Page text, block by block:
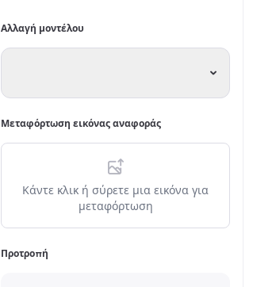
Αλλαγή μοντέλου
Μεταφόρτωση εικόνας αναφοράς
Κάντε κλικ ή σύρετε μια εικόνα για
μεταφόρτωση
Προτροπή